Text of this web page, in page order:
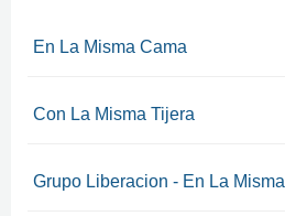
En La Misma Cama
Con La Misma Tijera
Grupo Liberacion - En La Misma